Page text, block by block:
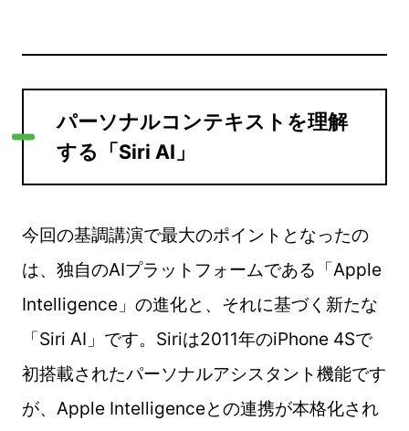
パーソナルコンテキストを理解
する「Siri AI」
今回の基調講演で最大のポイントとなったの
は、独自のAIプラットフォームである「Apple
Intelligence」の進化と、それに基づく新たな
「Siri AI」です。Siriは2011年のiPhone 4Sで
初搭載されたパーソナルアシスタント機能です
が、Apple Intelligenceとの連携が本格化され